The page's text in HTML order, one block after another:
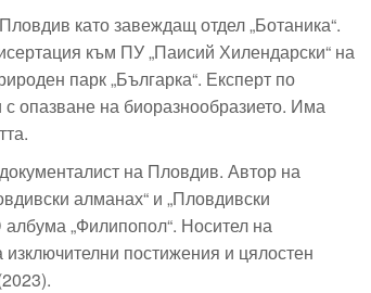
като завеждащ отдел „Ботаника“.
към ПУ „Паисий Хилендарски“ на
парк „Българка“. Експерт по
опазване на биоразнообразието. Има
на Пловдив. Автор на
алманах“ и „Пловдивски
албума „Филипопол“. Носител на
постижения и цялостен